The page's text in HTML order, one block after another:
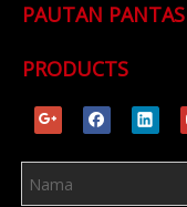
PAUTAN PANTAS
PRODUCTS